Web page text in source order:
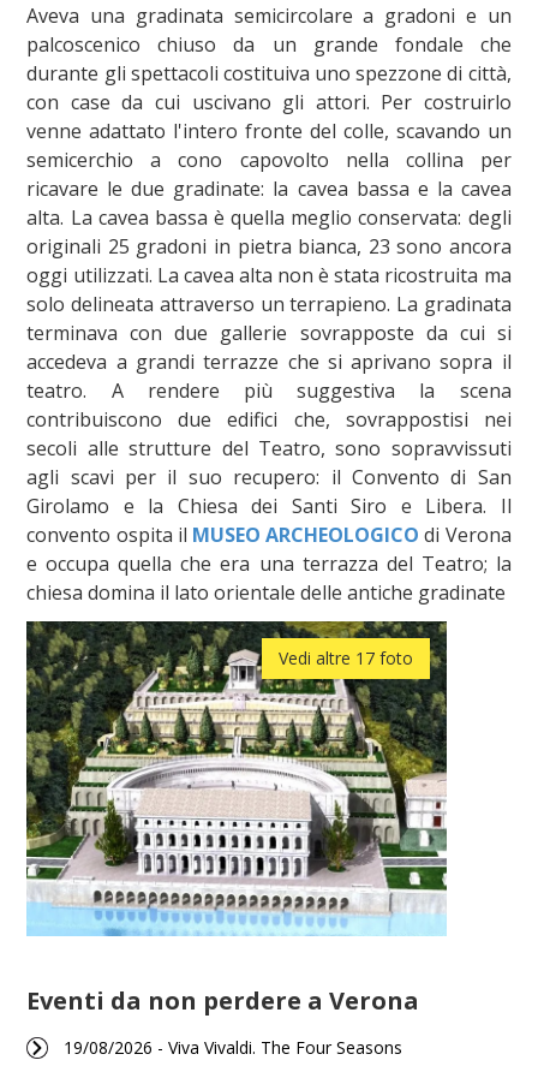
Aveva una gradinata semicircolare a gradoni e un
palcoscenico chiuso da un grande fondale che
durante gli spettacoli costituiva uno spezzone di città,
con case da cui uscivano gli attori. Per costruirlo
venne adattato l'intero fronte del colle, scavando un
semicerchio a cono capovolto nella collina per
ricavare le due gradinate: la cavea bassa e la cavea
alta. La cavea bassa è quella meglio conservata: degli
originali 25 gradoni in pietra bianca, 23 sono ancora
oggi utilizzati. La cavea alta non è stata ricostruita ma
solo delineata attraverso un terrapieno. La gradinata
terminava con due gallerie sovrapposte da cui si
accedeva a grandi terrazze che si aprivano sopra il
teatro. A rendere più suggestiva la scena
contribuiscono due edifici che, sovrappostisi nei
secoli alle strutture del Teatro, sono sopravvissuti
agli scavi per il suo recupero: il Convento di San
Girolamo e la Chiesa dei Santi Siro e Libera. Il
convento ospita il MUSEO ARCHEOLOGICO di Verona
e occupa quella che era una terrazza del Teatro; la
chiesa domina il lato orientale delle antiche gradinate
Vedi altre 17 foto
Eventi da non perdere a Verona
19/08/2026 - Viva Vivaldi. The Four Seasons